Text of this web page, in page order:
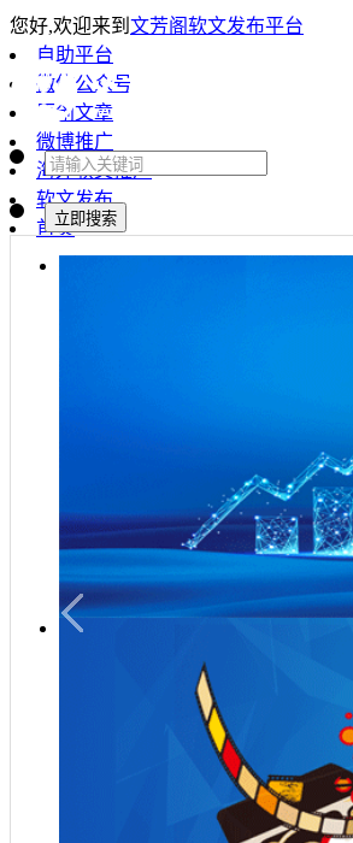
您好,欢迎来到 文芳阁软文发布平台
自助平台
微信公众号
原创文章
微博推广
海外软文推广
软文发布
首页